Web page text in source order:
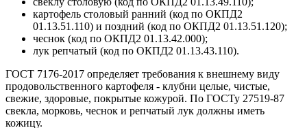
картофель столовый ранний (код по ОКПД2
01.13.51.110) и поздний (код по ОКПД2 01.13.51.120);
чеснок (код по ОКПД2 01.13.42.000);
лук репчатый (код по ОКПД2 01.13.43.110).
ГОСТ 7176-2017 определяет требования к внешнему виду
продовольственного картофеля - клубни целые, чистые,
свежие, здоровые, покрытые кожурой. По ГОСТу 27519-87
свекла, морковь, чеснок и репчатый лук должны иметь
кожицу.